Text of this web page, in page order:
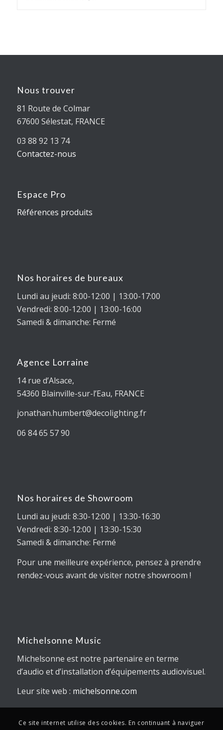
Nous trouver
81 Route de Colmar
67600 Sélestat, FRANCE
03 88 92 13 74
Contactez-nous
Espace Pro
Références produits
Nos horaires de bureaux
Lundi au jeudi: 8:00-12:00 | 13:00-17:00
Vendredi: 8:00-12:00 | 13:00-16:00
Samedi & dimanche: Fermé
Agence Lorraine
14 rue d’Alsace,
54360 Blainville-sur-l’Eau, FRANCE
jonathan.humbert@decolighting.fr
06 84 65 57 90
Nos horaires de Showroom
Lundi au jeudi: 8:30-12:00 | 13:30-16:30
Vendredi: 8:30-12:00 | 13:30-15:30
Samedi & dimanche: Fermé
Pour une meilleure expérience, pensez à prendre
rendez-vous avant de visiter notre showroom !
Michelsonne Music
Michelsonne est notre partenaire en terme
d’audio et d’installation d’équipements audiovisuel.
Leur site web : michelsonne.com
Ce site internet utilise des cookies. En continuant à naviguer